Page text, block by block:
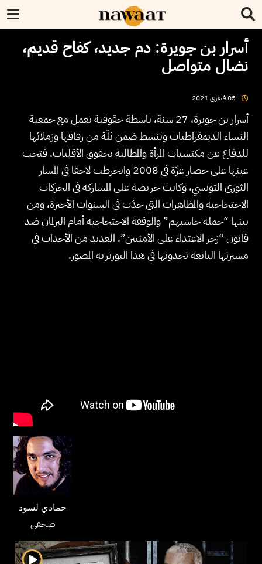
أسرار بن جويرة: دم جديد، كفاح قديم،
نضال متواصل
05فيفري2021
أسرار بن جويرة، 27 سنة، ناشطة حقوقية تعمل مع جمعية
النساء الديمقراطيات وتنشط ضمن ثلّة من رفاقها وزملائها
للدفاع عن مكتسبات المرأة والمطالبة بحقوق الأقليات. فتحت
عينها على حصار غزّة في 2008 وانخرطت لاحقا في المسار
الثوري التونسي، وكانت حريصة على المشاركة في الحركات
الاحتجاجية والمظاهرات التي جدّت في السنوات الأخيرة، ومن
بينها “حملة حاسبهم” والوقفة الاحتجاجية أمام البرلمان ضد
قانون “زجر الاعتداء على الأمنيين”. العديد من الأحداث في
مسيرتها اليانعة تجدونها في هذا البورتريه المصور.
حمادي لسود
صحفي